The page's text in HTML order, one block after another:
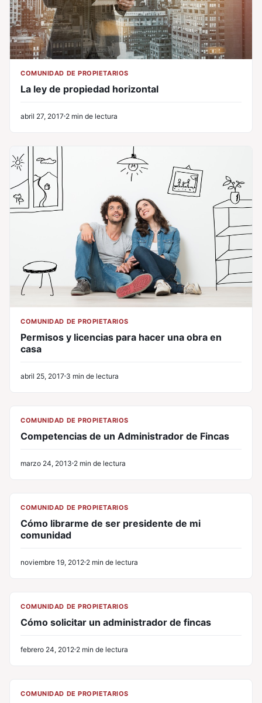
COMUNIDAD DE PROPIETARIOS
La ley de propiedad horizontal
abril 27, 2017 2 min de lectura
COMUNIDAD DE PROPIETARIOS
Permisos y licencias para hacer una obra en
casa
abril 25, 2017 3 min de lectura
COMUNIDAD DE PROPIETARIOS
Competencias de un Administrador de Fincas
marzo 24, 2013 2 min de lectura
COMUNIDAD DE PROPIETARIOS
Cómo librarme de ser presidente de mi
comunidad
noviembre 19, 2012 2 min de lectura
COMUNIDAD DE PROPIETARIOS
Cómo solicitar un administrador de fincas
febrero 24, 2012 2 min de lectura
COMUNIDAD DE PROPIETARIOS